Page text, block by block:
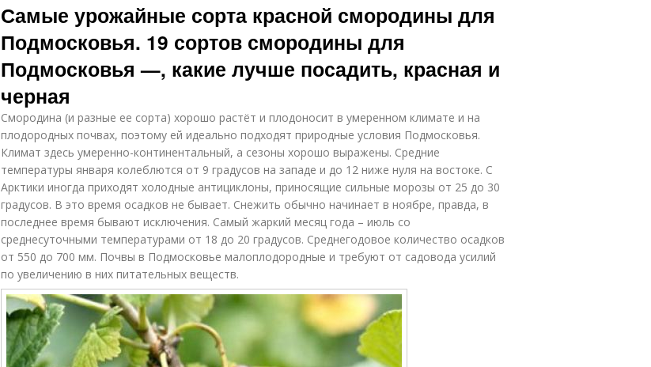
Самые урожайные сорта красной смородины для
Подмосковья. 19 сортов смородины для
Подмосковья —, какие лучше посадить, красная и
черная
Смородина (и разные ее сорта) хорошо растёт и плодоносит в умеренном климате и на
плодородных почвах, поэтому ей идеально подходят природные условия Подмосковья.
Климат здесь умеренно-континентальный, а сезоны хорошо выражены. Средние
температуры января колеблются от 9 градусов на западе и до 12 ниже нуля на востоке. С
Арктики иногда приходят холодные антициклоны, приносящие сильные морозы от 25 до 30
градусов. В это время осадков не бывает. Снежить обычно начинает в ноябре, правда, в
последнее время бывают исключения. Самый жаркий месяц года – июль со
среднесуточными температурами от 18 до 20 градусов. Среднегодовое количество осадков
от 550 до 700 мм. Почвы в Подмосковье малоплодородные и требуют от садовода усилий
по увеличению в них питательных веществ.